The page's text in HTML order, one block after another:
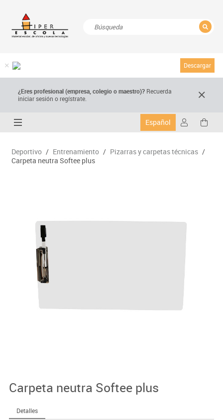
Descargar
¿Eres profesional (empresa, colegio o maestro)? Recuerda
iniciar sesión o regístrate.
Español
Deportivo / Entrenamiento / Pizarras y carpetas técnicas /
Carpeta neutra Softee plus
Carpeta neutra Softee plus
Detalles